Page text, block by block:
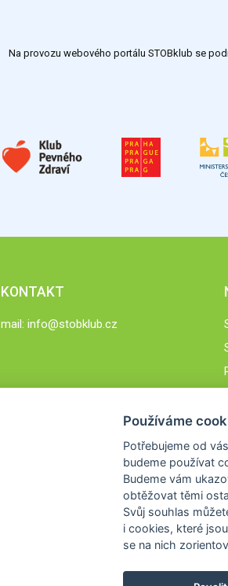
Na provozu webového portálu STOBklub se
KONTAKT
mail: info@stobklub.cz
Používáme
Potřebujeme od vás
budeme používat
Budeme vám
obtěžovat těmi
Svůj souhlas
i cookies, které
se na nich